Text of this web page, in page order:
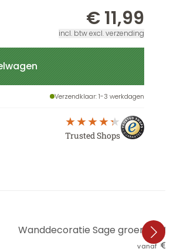
€ 11,99
incl. btw excl. verzending
Verzendklaar: 1-3 werkdagen
Trusted Shops
Wanddecoratie Sage groen
vanaf €